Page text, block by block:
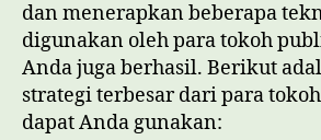
dan menerapkan beberapa
digunakan oleh para tokoh
Anda juga berhasil. Berikut
strategi terbesar dari para
dapat Anda gunakan: